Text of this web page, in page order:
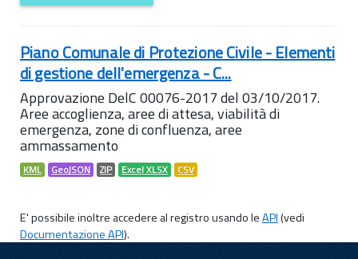
Piano Comunale di Protezione Civile - Elementi
di gestione dell'emergenza - C...
Approvazione DelC 00076-2017 del 03/10/2017.
Aree accoglienza, aree di attesa, viabilità di
emergenza, zone di confluenza, aree
ammassamento
KML GeoJSON ZIP Excel XLSX CSV
E' possibile inoltre accedere al registro usando leAPI(vedi
Documentazione API).